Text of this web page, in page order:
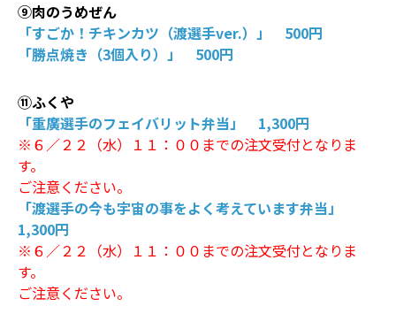
⑨肉のうめぜん
「すごか！チキンカツ（渡選手ver.）」 500円
「勝点焼き（3個入り）」 500円
⑪ふくや
「重廣選手のフェイバリット弁当」 1,300円
※６／２２（水）１１：００までの注文受付となりま
す。
ご注意ください。
「渡選手の今も宇宙の事をよく考えています弁当」
1,300円
※６／２２（水）１１：００までの注文受付となりま
す。
ご注意ください。